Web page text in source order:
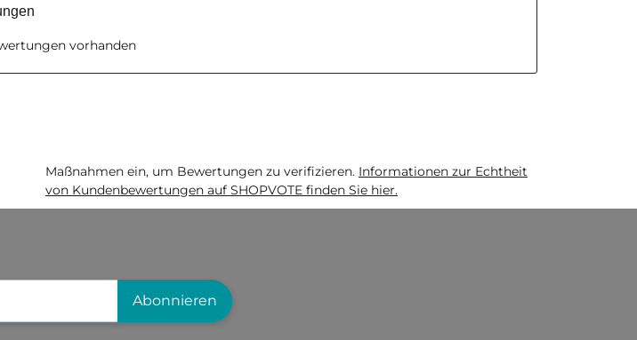
vorhanden
Maßnahmen ein, um Bewertungen zu verifizieren. Informationen zur Echtheit
von Kundenbewertungen auf SHOPVOTE finden Sie hier.
Abonnieren